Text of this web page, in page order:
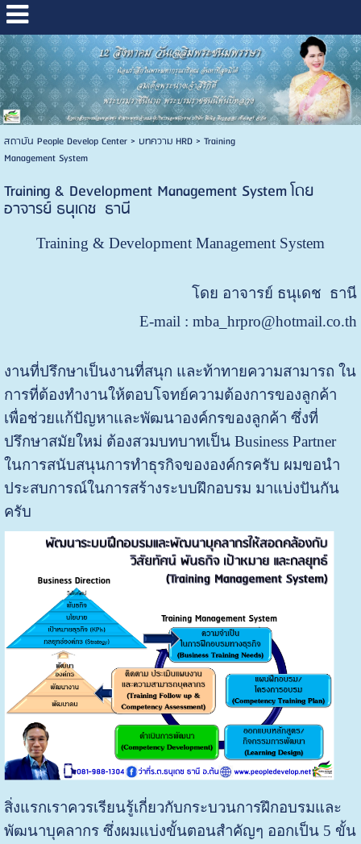
สถาบัน People Develop Center> บทความ HRD> Training
Management System
Training & Development Management System โดย
อาจารย์ ธนุเดช ธานี
Training & Development Management System
โดย อาจารย์ ธนุเดช ธานี
E-mail : mba_hrpro@hotmail.co.th
งานที่ปรึกษาเป็นงานที่สนุก และท้าทายความสามารถ ใน
การที่ต้องทำงานให้ตอบโจทย์ความต้องการของลูกค้า
เพื่อช่วยแก้ปัญหาและพัฒนาองค์กรของลูกค้า ซึ่งที่
ปรึกษาสมัยใหม่ ต้องสวมบทบาทเป็น Business Partner
ในการสนับสนุนการทำธุรกิจขององค์กรครับ ผมขอนำ
ประสบการณ์ในการสร้างระบบฝึกอบรม มาแบ่งปันกัน
ครับ
สิ่งแรกเราควรเรียนรู้เกี่ยวกับกระบวนการฝึกอบรมและ
พัฒนาบุคลากร ซึ่งผมแบ่งขั้นตอนสำคัญๆ ออกเป็น 5 ขั้น